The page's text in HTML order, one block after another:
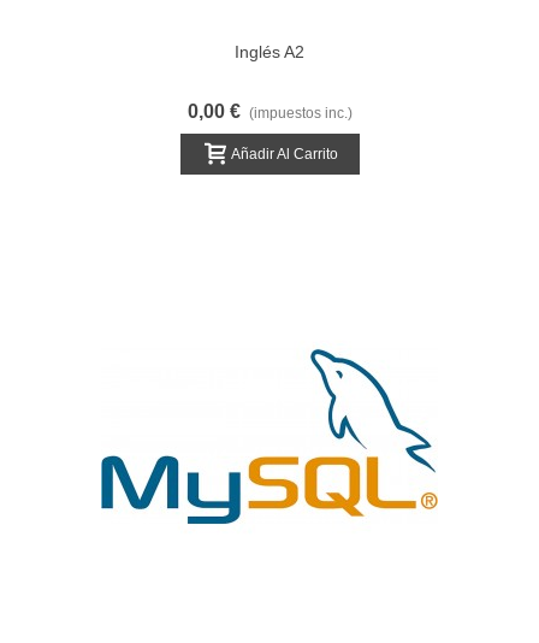
Inglés A2
0,00 € (impuestos inc.)
Añadir Al Carrito